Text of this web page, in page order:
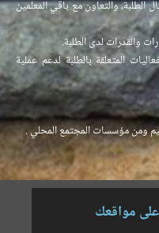
الطلبة، والتعاون مع باقي المعلمين
والقدرات لدى الطلبة.
المتعلقة بالطلبة لدعم عملية
ومن مؤسسات المجتمع المحلي .
على مواقعك